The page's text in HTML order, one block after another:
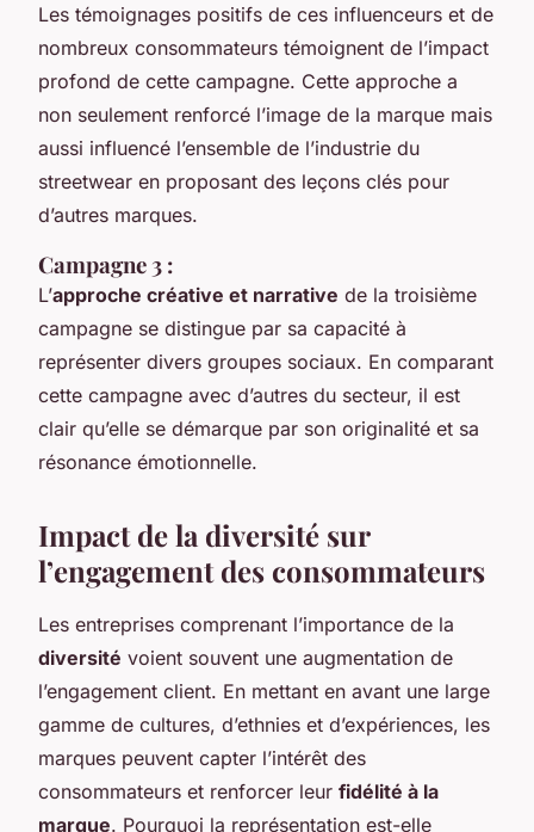
Les témoignages positifs de ces influenceurs et de
nombreux consommateurs témoignent de l’impact
profond de cette campagne. Cette approche a
non seulement renforcé l’image de la marque mais
aussi influencé l’ensemble de l’industrie du
streetwear en proposant des leçons clés pour
d’autres marques.
Campagne 3 :
L’approche créative et narrative de la troisième
campagne se distingue par sa capacité à
représenter divers groupes sociaux. En comparant
cette campagne avec d’autres du secteur, il est
clair qu’elle se démarque par son originalité et sa
résonance émotionnelle.
Impact de la diversité sur
l’engagement des consommateurs
Les entreprises comprenant l’importance de la
diversité voient souvent une augmentation de
l’engagement client. En mettant en avant une large
gamme de cultures, d’ethnies et d’expériences, les
marques peuvent capter l’intérêt des
consommateurs et renforcer leur fidélité à la
marque. Pourquoi la représentation est-elle